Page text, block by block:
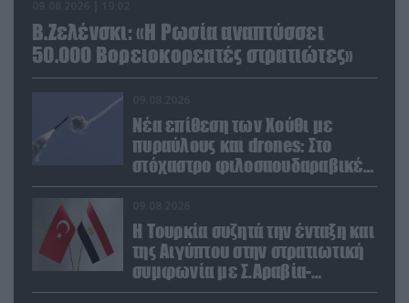
Β.Ζελένσκι: «Η Ρωσία αναπτύσσει
50.000 Βορειοκορεατές στρατιώτες»
Νέα επίθεση των Χούθι με
πυραύλους και drones: Στο
στόχαστρο φιλοσαουδαραβικές
δυνάμεις και εγκαταστάσεις
Η Τουρκία συζητά την ένταξη και
της Αιγύπτου στην στρατιωτική
συμφωνία με Σ.Αραβία-
Πακιστάν